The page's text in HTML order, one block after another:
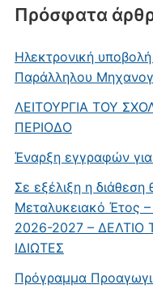
Πρόσφατα
Ηλεκτρονική
Παράλληλου
ΛΕΙΤΟΥΡΓΙΑ ΤΟΥ
ΠΕΡΙΟΔΟ
Έναρξη εγγραφών
Σε εξέλιξη η
Μεταλυκειακό Έτος
2026-2027 –
ΙΔΙΩΤΕΣ
Πρόγραμμα